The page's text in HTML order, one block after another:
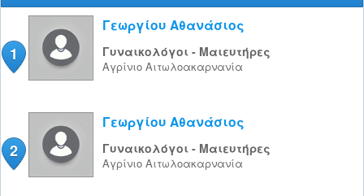
1
Γεωργίου Αθανάσιος
Γυναικολόγοι - Μαιευτήρες
Αγρίνιο Αιτωλοακαρνανία
2
Γεωργίου Αθανάσιος
Γυναικολόγοι - Μαιευτήρες
Αγρίνιο Αιτωλοακαρνανία